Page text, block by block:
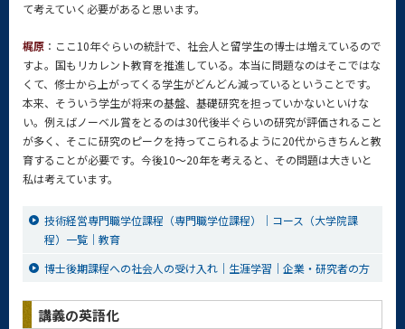
て考えていく必要があると思います。
梶原 ：ここ10年ぐらいの統計で、社会人と留学生の博士は増えているので
すよ。国もリカレント教育を推進している。本当に問題なのはそこではな
くて、修士から上がってくる学生がどんどん減っているということです。
本来、そういう学生が将来の基盤、基礎研究を担っていかないといけな
い。例えばノーベル賞をとるのは30代後半ぐらいの研究が評価されること
が多く、そこに研究のピークを持ってこられるように20代からきちんと教
育することが必要です。今後10～20年を考えると、その問題は大きいと
私は考えています。
技術経営専門職学位課程（専門職学位課程）｜コース（大学院課
程）一覧｜教育
博士後期課程への社会人の受け入れ｜生涯学習｜企業・研究者の方
講義の英語化